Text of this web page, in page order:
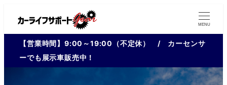
MENU
【営業時間】9:00～19:00（不定休） / カーセンサ
ーでも展示車販売中！